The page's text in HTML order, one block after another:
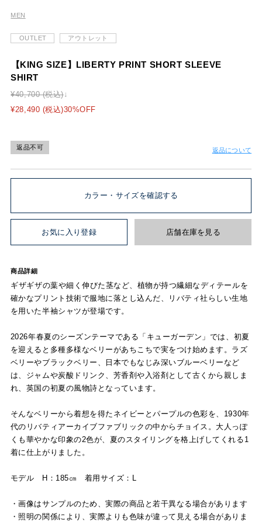
MEN
OUTLET アウトレット
【KING SIZE】LIBERTY PRINT SHORT SLEEVE
SHIRT
¥40,700 (税込)
¥28,490 (税込)30%OFF
返品不可 返品について
カラー・サイズを確認する
お気に入り登録 店舗在庫を見る
商品詳細
ギザギザの葉や細く伸びた茎など、植物が持つ繊細なディテールを
確かなプリント技術で服地に落とし込んだ、リバティ社らしい生地
を用いた半袖シャツが登場です。
2026年春夏のシーズンテーマである「キューガーデン」では、初夏
を迎えると多種多様なベリーがあちこちで実をつけ始めます。ラズ
ベリーやブラックベリー、日本でもなじみ深いブルーベリーなど
は、ジャムや炭酸ドリンク、芳香剤や入浴剤として古くから親しま
れ、英国の初夏の風物詩となっています。
そんなベリーから着想を得たネイビーとパープルの色彩を、1930年
代のリバティアーカイブファブリックの中からチョイス。大人っぽ
くも華やかな印象の2色が、夏のスタイリングを格上げしてくれる1
着に仕上がりました。
モデル H：185㎝ 着用サイズ：L
・画像はサンプルのため、実際の商品と若干異なる場合があります
・照明の関係により、実際よりも色味が違って見える場合がありま